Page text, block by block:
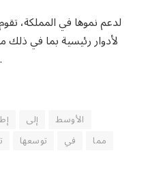
لدعم نموها في المملكة،
لأدوار رئيسية بما في
ومتخصصي المبيعات عبر الهاتف.
إلى
الأوسط
توسعها في
مما